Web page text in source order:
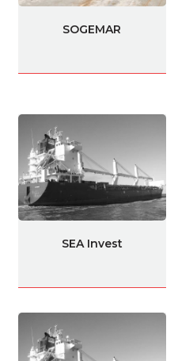
SOGEMAR
SEA Invest